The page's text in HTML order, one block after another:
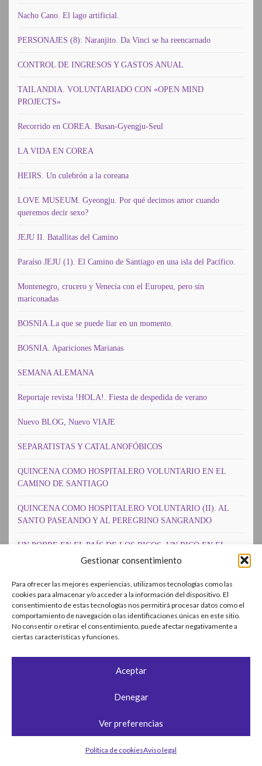
Gestionar consentimiento
Para ofrecer las mejores experiencias, utilizamos tecnologías como las
cookies para almacenar y/o acceder a la información del dispositivo. El
consentimiento de estas tecnologías nos permitirá procesar datos como el
comportamiento de navegación o las identificaciones únicas en este sitio.
No consentir o retirar el consentimiento, puede afectar negativamente a
ciertas características y funciones.
Aceptar
Denegar
Ver preferencias
Política de cookiesAviso legal
Nacho Cano. El lago artificial.
PERSONAJES (8): Naranjito. Da Vinci se ha reencarnado
CONTROL DE INGRESOS Y GASTOS ANUAL
TAILANDIA. VOLUNTARIADO CON «OPEN MIND
PROJECTS»
Recorrido en COREA. Busan-Gyengju-Seul
LA VIDA EN COREA
HEIRS. Un culebrón a la coreana
LOVE MUSEUM. Gyeongju. Por qué decimos amor cuando
queremos decir sexo?
JEJU II. Batallitas del Camino
Paraíso JEJU (1). El Camino de Santiago en una isla del Pacífico.
Montenegro, crucero y Venecia con el Europeu, pero sin
mariconadas
BOSNIA.La que se puede liar en un momento.
BOSNIA. Apariciones Marianas
SEMANA ALEMANA
Reportaje revista !HOLA!. Fiesta de despedida de verano
Nuevo BLOG, Nuevo VIAJE
SEPARATISTAS Y CATALANOFÓBICOS
QUINCENA COMO HOSPITALERO VOLUNTARIO EN EL
CAMINO DE SANTIAGO
QUINCENA COMO HOSPITALERO VOLUNTARIO (II). AL
SANTO PASEANDO Y AL PEREGRINO SANGRANDO
UN POBRE EN EL PAÍS DE LOS RICOS, UN RICO EN EL
PAÍS DE LOS POBRES
BOLIVIA IV. GENTE CONOCIDA
BOLIVIA III. RECORRIDO ALTIPLANICO
BOLIVIA II. SALINAS Y DESIERTO DE UYUNI
BOLIVIA I. TERRITORIO INCA
LAS CABRAS POR EL MONTE.
PATAGONIA V. EL PERITO MORENO